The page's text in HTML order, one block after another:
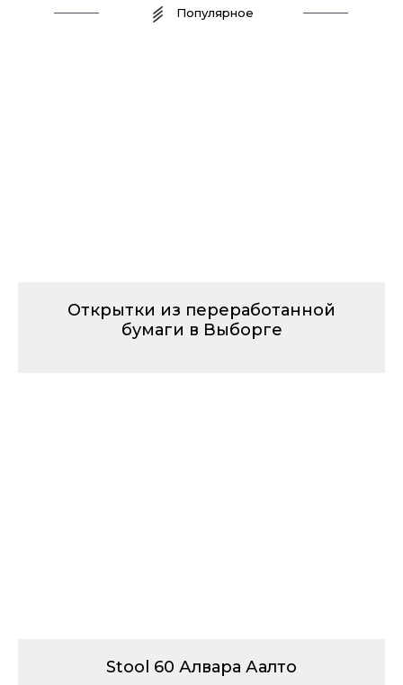
Популярное
Открытки из переработанной
бумаги в Выборге
Stool 60 Алвара Аалто